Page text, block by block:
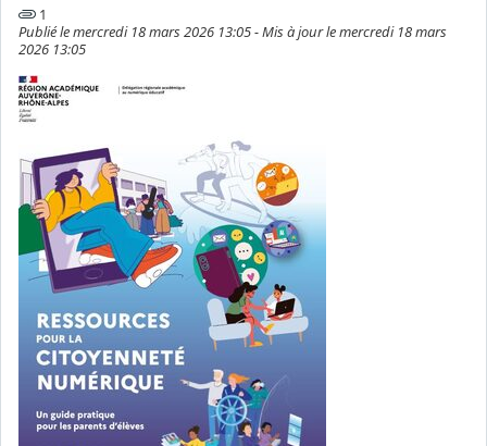
1
Publié le mercredi 18 mars 2026 13:05 - Mis à jour le mercredi 18 mars
2026 13:05